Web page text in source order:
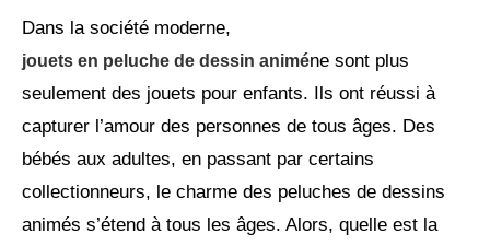
Dans la société moderne,
jouets en peluche de dessin animéne sont plus
seulement des jouets pour enfants. Ils ont réussi à
capturer l’amour des personnes de tous âges. Des
bébés aux adultes, en passant par certains
collectionneurs, le charme des peluches de dessins
animés s’étend à tous les âges. Alors, quelle est la